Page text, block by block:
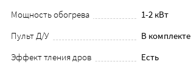
Мощность обогрева
1-2 кВт
Пульт Д/У
В комплекте
Эффект тления дров
Есть